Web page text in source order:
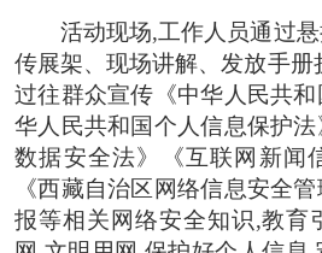
活动现场,工作人员通过
传展架、现场讲解、发放手册
过往群众宣传《中华人民共
华人民共和国个人信息保护
数据安全法》《互联网新闻
《西藏自治区网络信息安全
报等相关网络安全知识,教育